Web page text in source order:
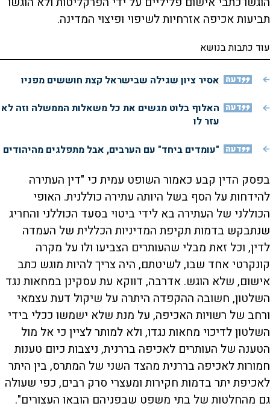
תביעות אכיפה אזרחיות לשיפוי ופיצוי המדינה.
עוד כתבות בנושא
דעה אסיר ציון שגילה שבישראל קצת חוששים מפניו
דעה האלוף בלוט מגשים את כל משאלות הממשלה וזה לא
עזר לו
דעה "עומדים ביחד" עם הערבים, אבל מתפלגים מהיהודים
בפסק הדין קבע כאמור השופט עמית כי "דין העתירה
להידחות על הסף בשל היותה עתירה כוללנית. האופי
הכוללני של העתירה בא לידי ביטוי בסעד הכוללני והחריג
שנתבקש בדמות תקיפת המדיניות הכללית של העמדה
לדין, וכל זאת מבלי שהעותרים הצביעו ולו על מקרה
קונקרטי אחד שבו, לשיטתם, היה צריך להיות מוגש כתב
אישום, שלא הוגש. אדרבה, דווקא עת עסקינן במחאות נגד
השלטון, חשובה ההקפדה היתרה על שיקול דעת עצמאי
ורחב של רשויות האכיפה, על מנת שלא ישמשו ככלי בידי
השלטון לדיכוי מחאות נגדו, ולא למותר לציין כי אל מול
הטענה של העותרים לאכיפה בררנית, ניצבות כיום טענות
חמורות לאכיפה בררנית מהצד השני של המתרס, בין היתר
לאכיפת יתר בדמות חקירות ומעצרי סרק רבים, כפי שעולה
גם מהחלטות של בתי משפט שבפניהם הובאו העצורים".